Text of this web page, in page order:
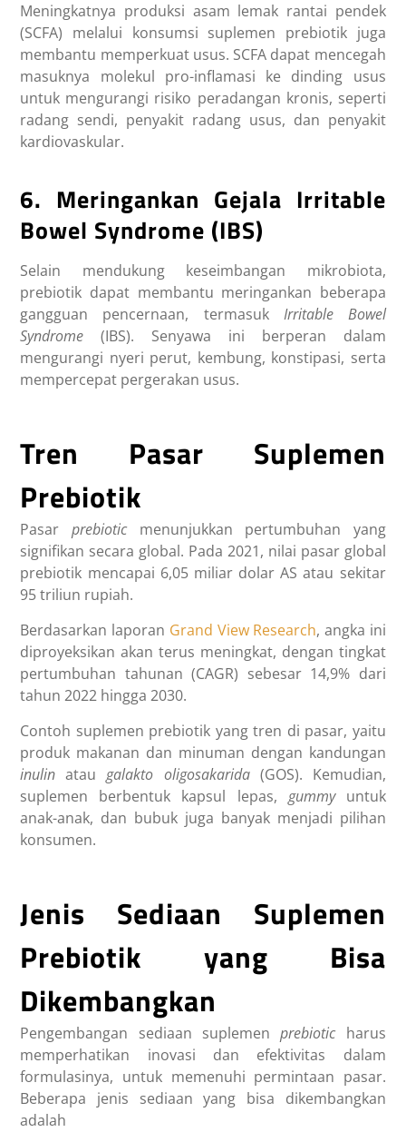
Meningkatnya produksi asam lemak rantai pendek
(SCFA) melalui konsumsi suplemen prebiotikjuga
membantu memperkuat usus. SCFA dapat mencegah
masuknya molekul pro-inflamasi ke dinding usus
untuk mengurangi risiko peradangan kronis, seperti
radang sendi, penyakit radang usus, dan penyakit
kardiovaskular.
6. Meringankan Gejala Irritable
Bowel Syndrome (IBS)
Selain mendukung keseimbangan mikrobiota,
prebiotik dapat membantu meringankan beberapa
gangguan pencernaan, termasuk Irritable Bowel
Syndrome(IBS). Senyawa ini berperan dalam
mengurangi nyeri perut, kembung, konstipasi, serta
mempercepat pergerakan usus.
Tren Pasar Suplemen
Prebiotik
Pasar prebiotic menunjukkan pertumbuhan yang
signifikan secara global. Pada 2021, nilai pasar global
prebiotik mencapai 6,05 miliar dolar AS atau sekitar
95 triliun rupiah.
Berdasarkan laporan Grand View Research, angka ini
diproyeksikan akan terus meningkat, dengan tingkat
pertumbuhan tahunan (CAGR) sebesar 14,9% dari
tahun 2022 hingga 2030.
Contoh suplemen prebiotik yang tren di pasar, yaitu
produk makanan dan minuman dengan kandungan
inulinataugalakto oligosakarida (GOS). Kemudian,
suplemen berbentuk kapsul lepas,gummyuntuk
anak-anak, dan bubuk juga banyak menjadi pilihan
konsumen.
Jenis Sediaan Suplemen
Prebiotik yang Bisa
Dikembangkan
Pengembangan sediaan suplemenprebiotic harus
memperhatikan inovasi dan efektivitas dalam
formulasinya, untuk memenuhi permintaan pasar.
Beberapa jenis sediaan yang bisa dikembangkan
adalah